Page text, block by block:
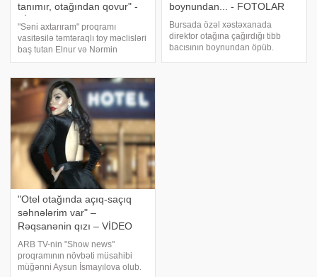
tanımır, otağından qovur" -
"Səni axtarıram" proqramı
vasitəsilə təmtəraqlı toy məclisləri
baş tutan Elnur və Nərmin
cütlüyünün qara günləri başlayıb.
bədbəxt hadisə nəticəsində əlsiz-
ayaqsız qalan Elnuru
boynundan... - FOTOLAR
Bursada özəl xəstəxanada
direktor otağına çağırdığı tibb
bacısının boynundan öpüb.
"Otel otağında açıq-saçıq
səhnələrim var" –
Rəqsanənin qızı – VİDEO
ARB TV-nin "Show news"
proqramının növbəti müsahibi
müğənni Aysun İsmayılova olub.